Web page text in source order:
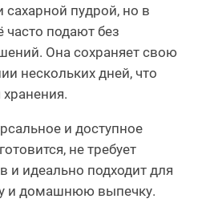
пудрой, но в
подают без
Она сохраняет свою
нескольких дней, что
и доступное
не требует
и идеально подходит для
и домашнюю выпечку.